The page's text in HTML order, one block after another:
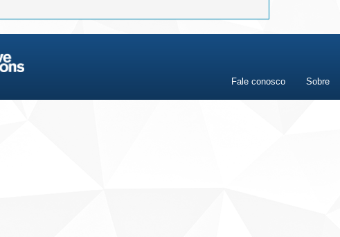
Fale conosco Sobre